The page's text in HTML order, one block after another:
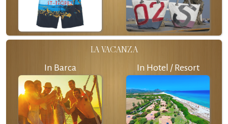
LA VACANZA
In Barca In Hotel / Resort